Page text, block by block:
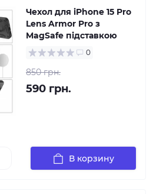
Чехол для iPhone 15 Pro
Lens Armor Pro з
MagSafe підставкою
0
850 грн.
590 грн.
В корзину